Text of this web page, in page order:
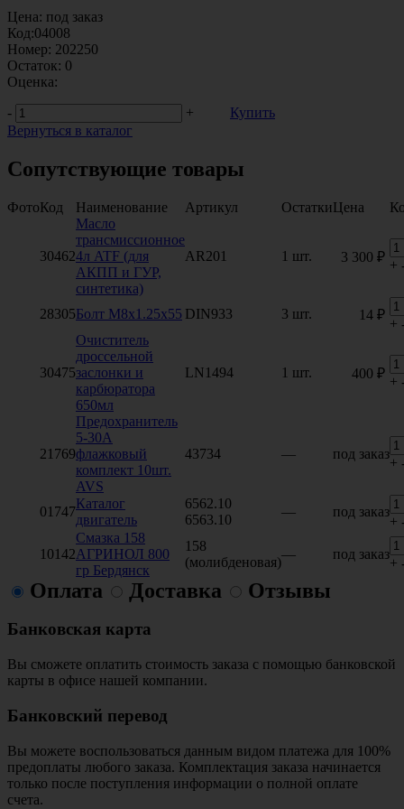
Цена: под заказ
Код:04008
Номер: 202250
Остаток: 0
Оценка:
-
+
Купить
Вернуться в каталог
Сопутствующие товары
ФотоКод Наименование Артикул ОстаткиЦена
30462
Масло
трансмиссионное
4л ATF (для
АКПП и ГУР,
синтетика)
AR201 1 шт. 3 300 ₽
+
28305Болт М8х1.25х55 DIN933 3 шт. 14 ₽
+
30475
Очиститель
дроссельной
заслонки и
карбюратора
650мл
LN1494 1 шт. 400 ₽
+
21769
Предохранитель
5-30A
флажковый
комплект 10шт.
AVS
43734 — под заказ
+
01747
Каталог
двигатель
6562.10
6563.10
— под заказ
+
10142
Смазка 158
АГРИНОЛ 800
гр Бердянск
158
(молибденовая)
— под заказ
+
Оплата Доставка Отзывы
Банковская карта
Вы сможете оплатить стоимость заказа с помощью банковской
карты в офисе нашей компании.
Банковский перевод
Вы можете воспользоваться данным видом платежа для 100%
предоплаты любого заказа. Комплектация заказа начинается
только после поступления информации о полной оплате
счета.